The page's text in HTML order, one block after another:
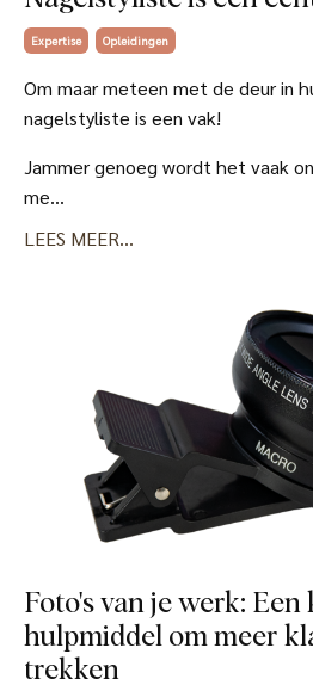
Expertise Opleidingen
Om maar meteen met de deur in
nagelstyliste is een vak!
Jammer genoeg wordt het vaak
me...
LEES MEER...
Foto's van je werk:
hulpmiddel om meer
trekken